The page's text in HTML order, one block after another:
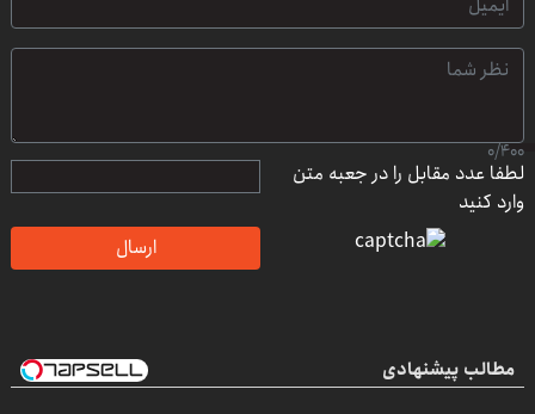
0/400
لطفا عدد مقابل را در جعبه متن
وارد کنید
ارسال
مطالب پیشنهادی